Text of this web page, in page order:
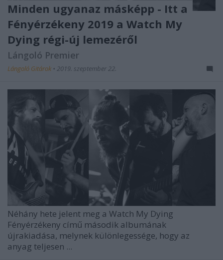
Minden ugyanaz másképp - Itt a
Fényérzékeny 2019 a Watch My
Dying régi-új lemezéről
Lángoló Premier
Lángoló Gitárok • 2019. szeptember 22.
Néhány hete jelent meg a Watch My Dying
Fényérzékeny című második albumának
újrakiadása, melynek különlegessége, hogy az
anyag teljesen ...